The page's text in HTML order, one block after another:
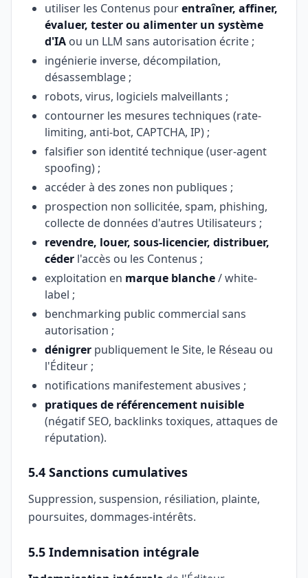
utiliser les Contenus pourentraîner, affiner,
évaluer, tester ou alimenter un système
d'IA ou un LLM sans autorisation écrite ;
ingénierie inverse, décompilation,
désassemblage ;
robots, virus, logiciels malveillants ;
contourner les mesures techniques (rate-
limiting, anti-bot, CAPTCHA, IP) ;
falsifier son identité technique (user-agent
spoofing) ;
accéder à des zones non publiques ;
prospection non sollicitée, spam, phishing,
collecte de données d'autres Utilisateurs ;
revendre, louer, sous-licencier, distribuer,
céder l'accès ou les Contenus ;
exploitation en marque blanche/ white-
label ;
benchmarking public commercial sans
autorisation ;
dénigrer publiquement le Site, le Réseau ou
l'Éditeur ;
notifications manifestement abusives ;
pratiques de référencement nuisible
(négatif SEO, backlinks toxiques, attaques de
réputation).
5.4 Sanctions cumulatives
Suppression, suspension, résiliation, plainte,
poursuites, dommages-intérêts.
5.5 Indemnisation intégrale